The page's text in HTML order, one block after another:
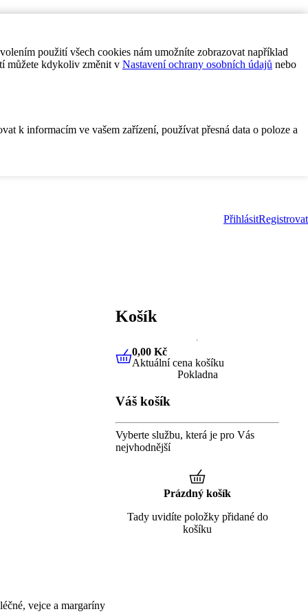
použití všech cookies nám umožníte zobrazovat například
můžete kdykoliv změnit v Nastavení ochrany osobních údajů nebo
k informacím ve vašem zařízení, používat přesná data o poloze a
PřihlásitRegistrovat
vejce a margaríny
Košík
0,00 KčAktuální cena košíku
0,00 Kč
Aktuální cena košíku
Pokladna
Váš košík
Vyberte službu, která je pro Vás
nejvhodnější
Prázdný košík
Tady uvidíte položky přidané do
košíku